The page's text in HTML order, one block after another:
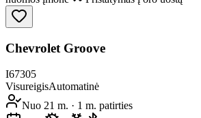
Chevrolet Groove
I67305
VisureigisAutomatinė
Nuo 21 m. · 1 m. patirties